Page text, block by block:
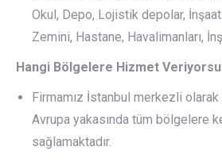
Okul, Depo, Lojistik depolar,
Zemini, Hastane, Havalimanları,
Hangi Bölgelere Hizmet
Firmamız İstanbul merkezli olarak
Avrupa yakasında tüm bölgelere
sağlamaktadır.